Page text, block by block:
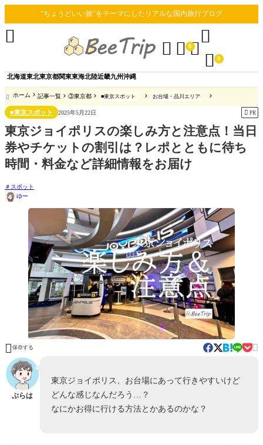
“ちょうどいい旅”をテーマにしたリアルな国内旅行ブログ
北海道東北東京都関東東海北陸近畿九州沖縄
  0

 0

 ホーム 記事一覧 ③東京都 ■東京スポット お台場・品川エリア
■東京スポット 2025年5月22日  PR
東京ジョイポリスの楽しみ方と注意点！当日
券やチケットの割引は？レポとともに待ち
時間・料金など詳細情報をお届け
スポット
ゆー
 保存する 
ぷらは
東京ジョイポリス、お台場にあって行きやすいけど
どんな感じなんだろう…？
なにかお得に行ける方法とかあるのかな？